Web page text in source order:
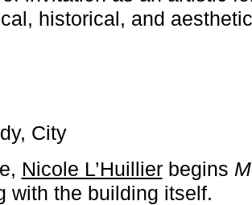
historical, and
City
Nicole L’Huillierbegins ­
with the building itself.